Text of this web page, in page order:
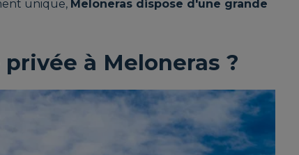
unique, Meloneras dispose d'une grande
à Meloneras ?